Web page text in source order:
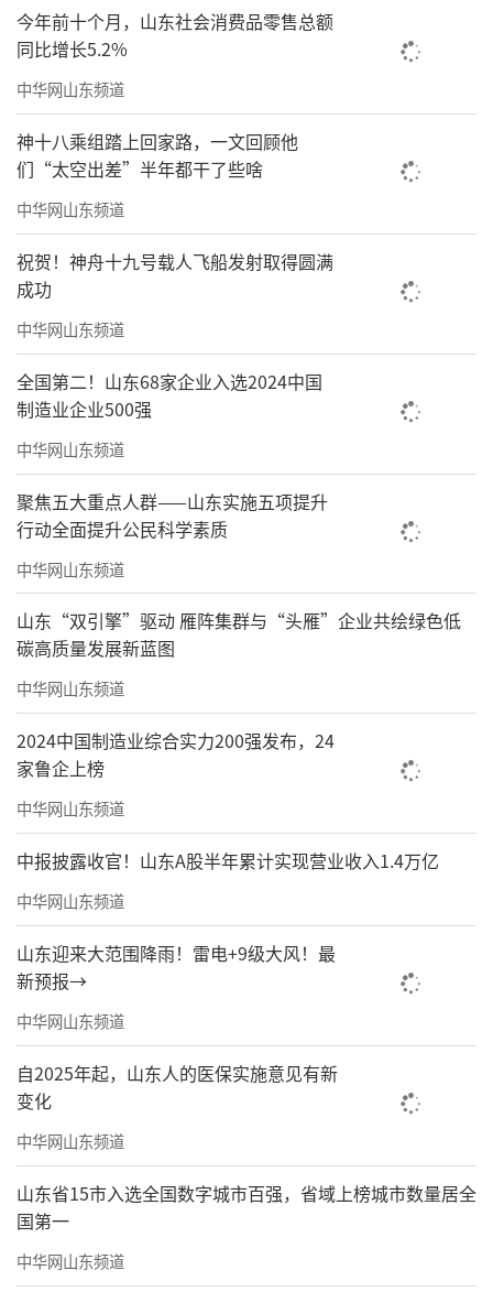
识到发展中的短板与不足。对标作为山东人口
大市、经济强市的城市定位，潍坊围棋仍存在
发展布局不均衡、资源配置不充分等问题；在
专业人才梯队培养、特色赛事品牌打造、全民
围棋普及深度、对外交流合作拓展等方面，仍
有很大提升空间，任重道远。
今天，新一届理事会正式接过项目发展的
接力棒，我们深感使命光荣、责任在肩。今
后，我们将坚守初心使命、忠实履职尽责，在
业务主管部门的引领指导下，重点抓好三方面
工作：
一是深耕普及推广。持续完善少儿围棋与
全民围棋培训体系，拓宽普及渠道、创新普及
方式，不断壮大围棋群众基础，让围棋文化深
入人心，让更多孩子喜欢上围棋，并受惠于围
棋。
二是打造精品赛事。除常态化举办各级各
类特色围棋赛事外，要增加更多特色赛事，甚
至承接全省、全国乃至世界级大赛，并坚持以
赛促学、以赛促练、以赛育才，全面提升全市
整体围棋竞技水平。
三是补齐发展短板。要优化行业资源布
局，破解区域发展不平衡难题；加强行业内外
交流协作，健全专业人才培养梯队，力争在业
余围棋甚至职业围棋人才培育和发展上实现新
突破。
今年前十个月，山东社会消费品零售总额
同比增长5.2%
中华网山东频道
神十八乘组踏上回家路，一文回顾他
们“太空出差”半年都干了些啥
中华网山东频道
祝贺！神舟十九号载人飞船发射取得圆满
成功
中华网山东频道
全国第二！山东68家企业入选2024中国
制造业企业500强
中华网山东频道
聚焦五大重点人群——山东实施五项提升
行动全面提升公民科学素质
中华网山东频道
山东“双引擎”驱动 雁阵集群与“头雁”企业共绘绿色低
碳高质量发展新蓝图
中华网山东频道
2024中国制造业综合实力200强发布，24
家鲁企上榜
中华网山东频道
中报披露收官！山东A股半年累计实现营业收入1.4万亿
中华网山东频道
山东迎来大范围降雨！雷电+9级大风！最
新预报→
中华网山东频道
自2025年起，山东人的医保实施意见有新
变化
中华网山东频道
山东省15市入选全国数字城市百强，省域上榜城市数量居全
国第一
中华网山东频道